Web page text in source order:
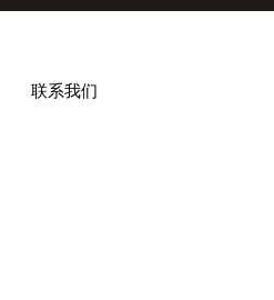
联系我们